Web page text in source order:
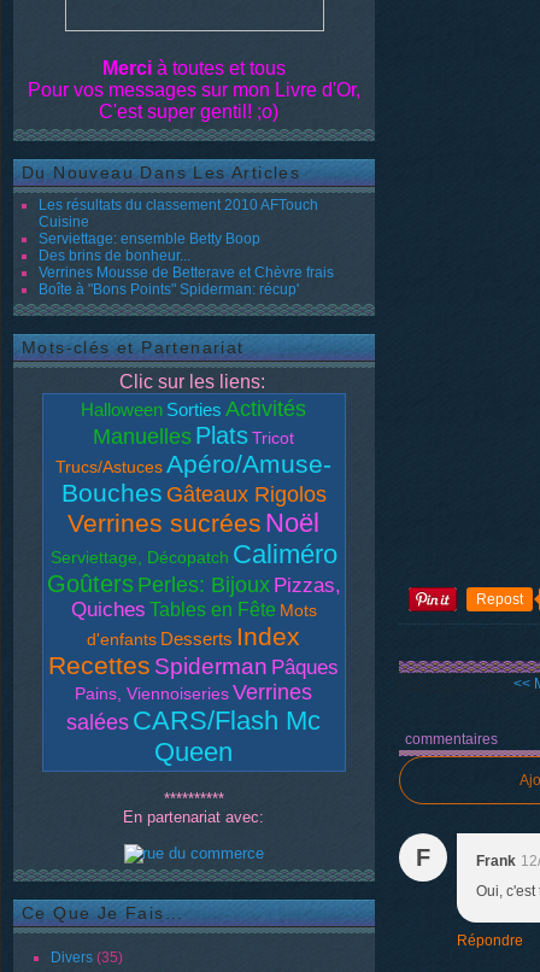
Merci à toutes et tous
Pour vos messages sur mon Livre d'Or,
C'est super gentil! ;o)
Du Nouveau Dans Les Articles
Les résultats du classement 2010 AFTouch
Cuisine
Serviettage: ensemble Betty Boop
Des brins de bonheur...
Verrines Mousse de Betterave et Chèvre frais
Boîte à "Bons Points" Spiderman: récup'
Mots-clés et Partenariat
Clic sur les liens:
Halloween Sorties Activités
Manuelles Plats Tricot
Trucs/Astuces Apéro/Amuse-
Bouches Gâteaux Rigolos
Verrines sucrées Noël
Serviettage, Décopatch Caliméro
Goûters Perles: Bijoux Pizzas,
Quiches Tables en Fête Mots
d'enfants Desserts Index
Recettes Spiderman Pâques
Pains, Viennoiseries Verrines
salées CARS/Flash Mc
Queen
**********
En partenariat avec:
Ce Que Je Fais...
Divers (35)
Repost
<<
commentaires
F Frank
Oui, c'est
Répondre